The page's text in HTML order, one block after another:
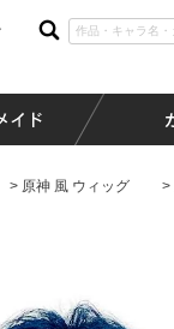
原神 風 ウィッグ